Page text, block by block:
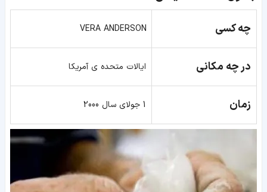
چه کسی VERA ANDERSON
در چه مکانی ایالات متحده ی آمریکا
زمان